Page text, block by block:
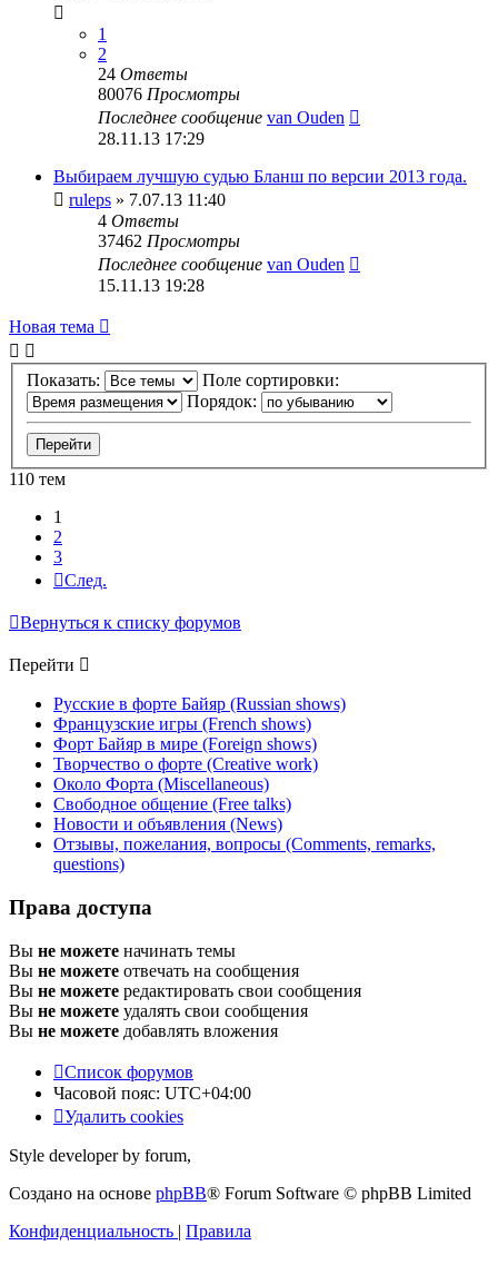
1
2
24 Ответы
80076 Просмотры
Последнее сообщение van Ouden
28.11.13 17:29
Выбираем лучшую судью Бланш по версии 2013 года.
ruleps » 7.07.13 11:40
4 Ответы
37462 Просмотры
Последнее сообщение van Ouden
15.11.13 19:28
Новая тема
Показать:
Поле сортировки:
Порядок:
110 тем
1
2
3
След.
Вернуться к списку форумов
Перейти
Русские в форте Байяр (Russian shows)
Французские игры (French shows)
Форт Байяр в мире (Foreign shows)
Творчество о форте (Creative work)
Около Форта (Miscellaneous)
Свободное общение (Free talks)
Новости и объявления (News)
Отзывы, пожелания, вопросы (Comments, remarks,
questions)
Права доступа
Вы не можете начинать темы
Вы не можете отвечать на сообщения
Вы не можете редактировать свои сообщения
Вы не можете удалять свои сообщения
Вы не можете добавлять вложения
Список форумов
Часовой пояс: UTC+04:00
Удалить cookies
Style developer by forum,
Создано на основе phpBB® Forum Software © phpBB Limited
Конфиденциальность | Правила